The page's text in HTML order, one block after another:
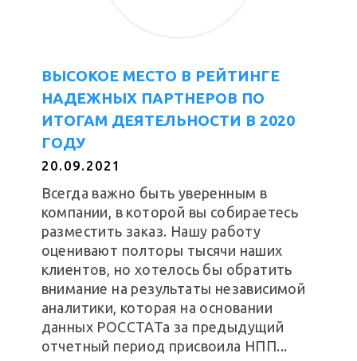
ВЫСОКОЕ МЕСТО В РЕЙТИНГЕ
НАДЕЖНЫХ ПАРТНЕРОВ ПО
ИТОГАМ ДЕЯТЕЛЬНОСТИ В 2020
ГОДУ
20.09.2021
Всегда важно быть уверенным в
компании, в которой вы собираетесь
разместить заказ. Нашу работу
оценивают полторы тысячи наших
клиентов, но хотелось бы обратить
внимание на результаты независимой
аналитики, которая на основании
данных РОССТАТа за предыдущий
отчетный период присвоила НПП...